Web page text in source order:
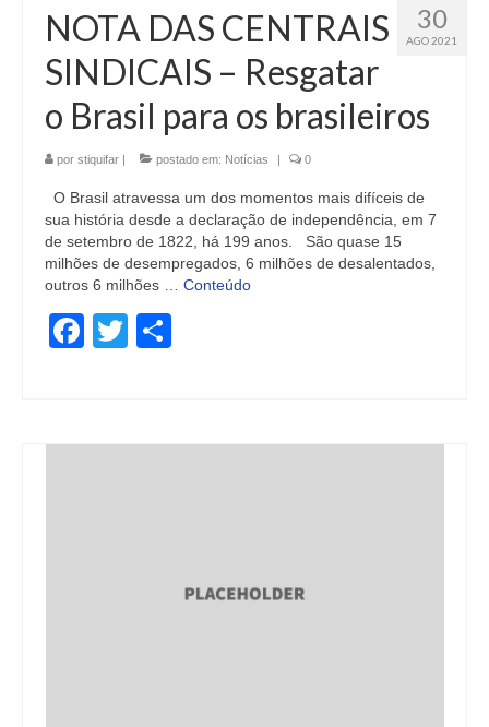
30
AGO 2021
NOTA DAS CENTRAIS
SINDICAIS – Resgatar
o Brasil para os brasileiros
por stiquifar | postado em: Notícias | 0
O Brasil atravessa um dos momentos mais difíceis de
sua história desde a declaração de independência, em 7
de setembro de 1822, há 199 anos. São quase 15
milhões de desempregados, 6 milhões de desalentados,
outros 6 milhões … Conteúdo
Facebook
Twitter